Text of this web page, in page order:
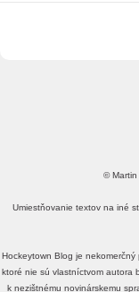
© Martin
Umiestňovanie textov na iné
Hockeytown Blog je
ktoré nie sú vlastníctvom autora
k nezištnému novinárskemu